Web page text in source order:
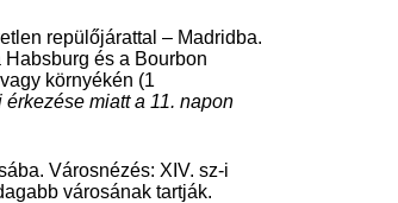
repülőjárattal – Madridba.
és a Bourbon
környékén (1
miatt a 11. napon
Városnézés: XIV. sz-i
városának tartják.